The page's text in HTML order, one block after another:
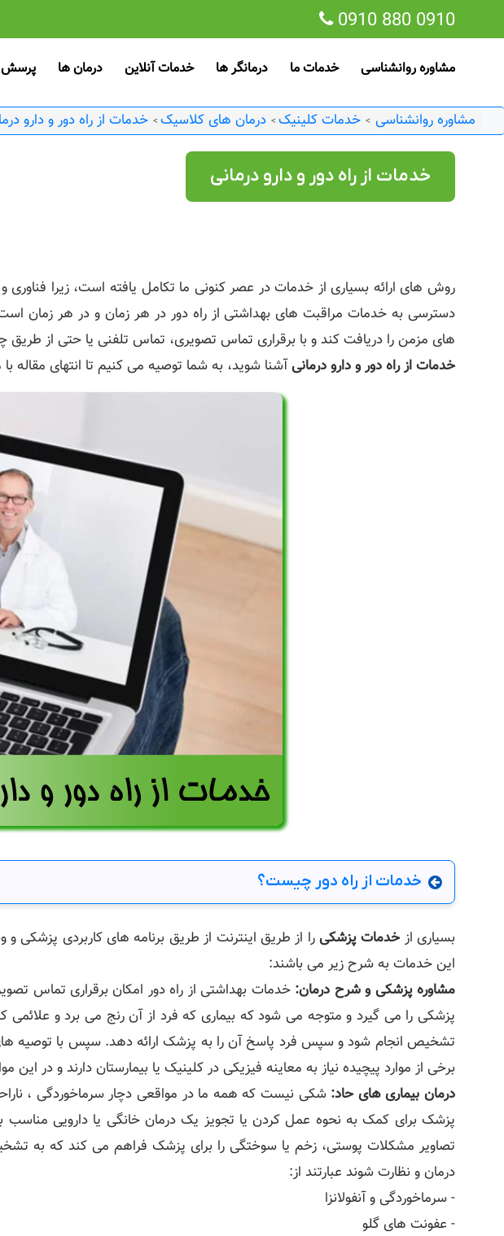
0910 880 0910
مشاوره روانشناسی خدمات ما درمانگر ها خدمات آنلاین درمان ها پرسش
مشاوره روانشناسی > خدمات کلینیک> درمان های کلاسیک> خدمات از راه دور و دارو
خدمات از راه دور و دارو درمانی
روش های ارائه بسیاری از خدمات در عصر کنونی ما تکامل یافته است، زیرا
دسترسی به خدمات مراقبت های بهداشتی از راه دور در هر زمان و در هر زمان
های مزمن را دریافت کند و با برقراری تماس تصویری، تماس تلفنی یا حتی از
خدمات از راه دور و دارو درمانیآشنا شوید، به شما توصیه می کنیم تا انتهای مقاله
خدمات از راه دور چیست؟
بسیاری از خدمات پزشکیرا از طریق اینترنت از طریق برنامه های کاربردی پزشکی
این خدمات به شرح زیر می باشند:
مشاوره پزشکی و شرح درمان:خدمات بهداشتی از راه دور امکان برقراری تماس
پزشکی را می گیرد و متوجه می شود که بیماری که فرد از آن رنج می برد و
تشخیص انجام شود و سپس فرد پاسخ آن را به پزشک ارائه دهد. سپس با توصیه
برخی از موارد پیچیده نیاز به معاینه فیزیکی در کلینیک یا بیمارستان دارند و در این
درمان بیماری های حاد:شکی نیست که همه ما در مواقعی دچار سرماخوردگی ،
پزشک برای کمک به نحوه عمل کردن یا تجویز یک درمان خانگی یا دارویی مناسب
تصاویر مشکلات پوستی، زخم یا سوختگی را برای پزشک فراهم می کند که به
درمان و نظارت شوند عبارتند از:
- سرماخوردگی و آنفولانزا
- عفونت های گلو